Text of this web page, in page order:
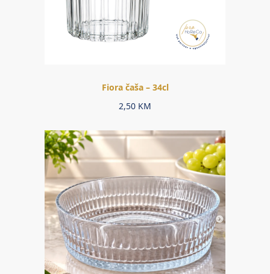
Fiora čaša – 34cl
2,50 KM